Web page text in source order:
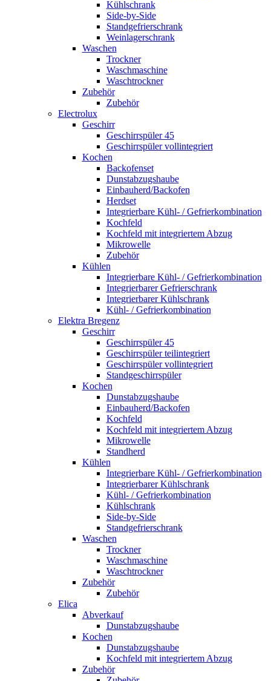
Kühlschrank
Side-by-Side
Standgefrierschrank
Weinlagerschrank
Waschen
Trockner
Waschmaschine
Waschtrockner
Zubehör
Zubehör
Electrolux
Geschirr
Geschirrspüler 45
Geschirrspüler vollintegriert
Kochen
Backofenset
Dunstabzugshaube
Einbauherd/Backofen
Herdset
Integrierbare Kühl- / Gefrierkombination
Kochfeld
Kochfeld mit integriertem Abzug
Mikrowelle
Zubehör
Kühlen
Integrierbare Kühl- / Gefrierkombination
Integrierbarer Gefrierschrank
Integrierbarer Kühlschrank
Kühl- / Gefrierkombination
Elektra Bregenz
Geschirr
Geschirrspüler 45
Geschirrspüler teilintegriert
Geschirrspüler vollintegriert
Standgeschirrspüler
Kochen
Dunstabzugshaube
Einbauherd/Backofen
Kochfeld
Kochfeld mit integriertem Abzug
Mikrowelle
Standherd
Kühlen
Integrierbare Kühl- / Gefrierkombination
Integrierbarer Kühlschrank
Kühl- / Gefrierkombination
Kühlschrank
Side-by-Side
Standgefrierschrank
Waschen
Trockner
Waschmaschine
Waschtrockner
Zubehör
Zubehör
Elica
Abverkauf
Dunstabzugshaube
Kochen
Dunstabzugshaube
Kochfeld mit integriertem Abzug
Zubehör